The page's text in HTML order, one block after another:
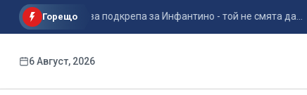
Горещо
отказва подкрепа за Инфантино - той не смята да...
6 Август, 2026